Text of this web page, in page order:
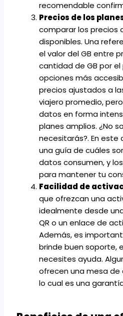
recomendable
Precios de los
comparar los precios
disponibles. Una
el valor del GB entre
cantidad de GB por el
opciones más
precios ajustados a
viajero promedio,
datos en forma
planes amplios. ¿No
necesitarás?. Eneste
una guía de cuáles
datos consumen, y
para mantener tu
Facilidad de
que ofrezcan una
idealmente desde
QR o un enlace de
Además, es
brinde buen soporte,
necesites ayuda.
ofrecen una mesa de
lo cual es una